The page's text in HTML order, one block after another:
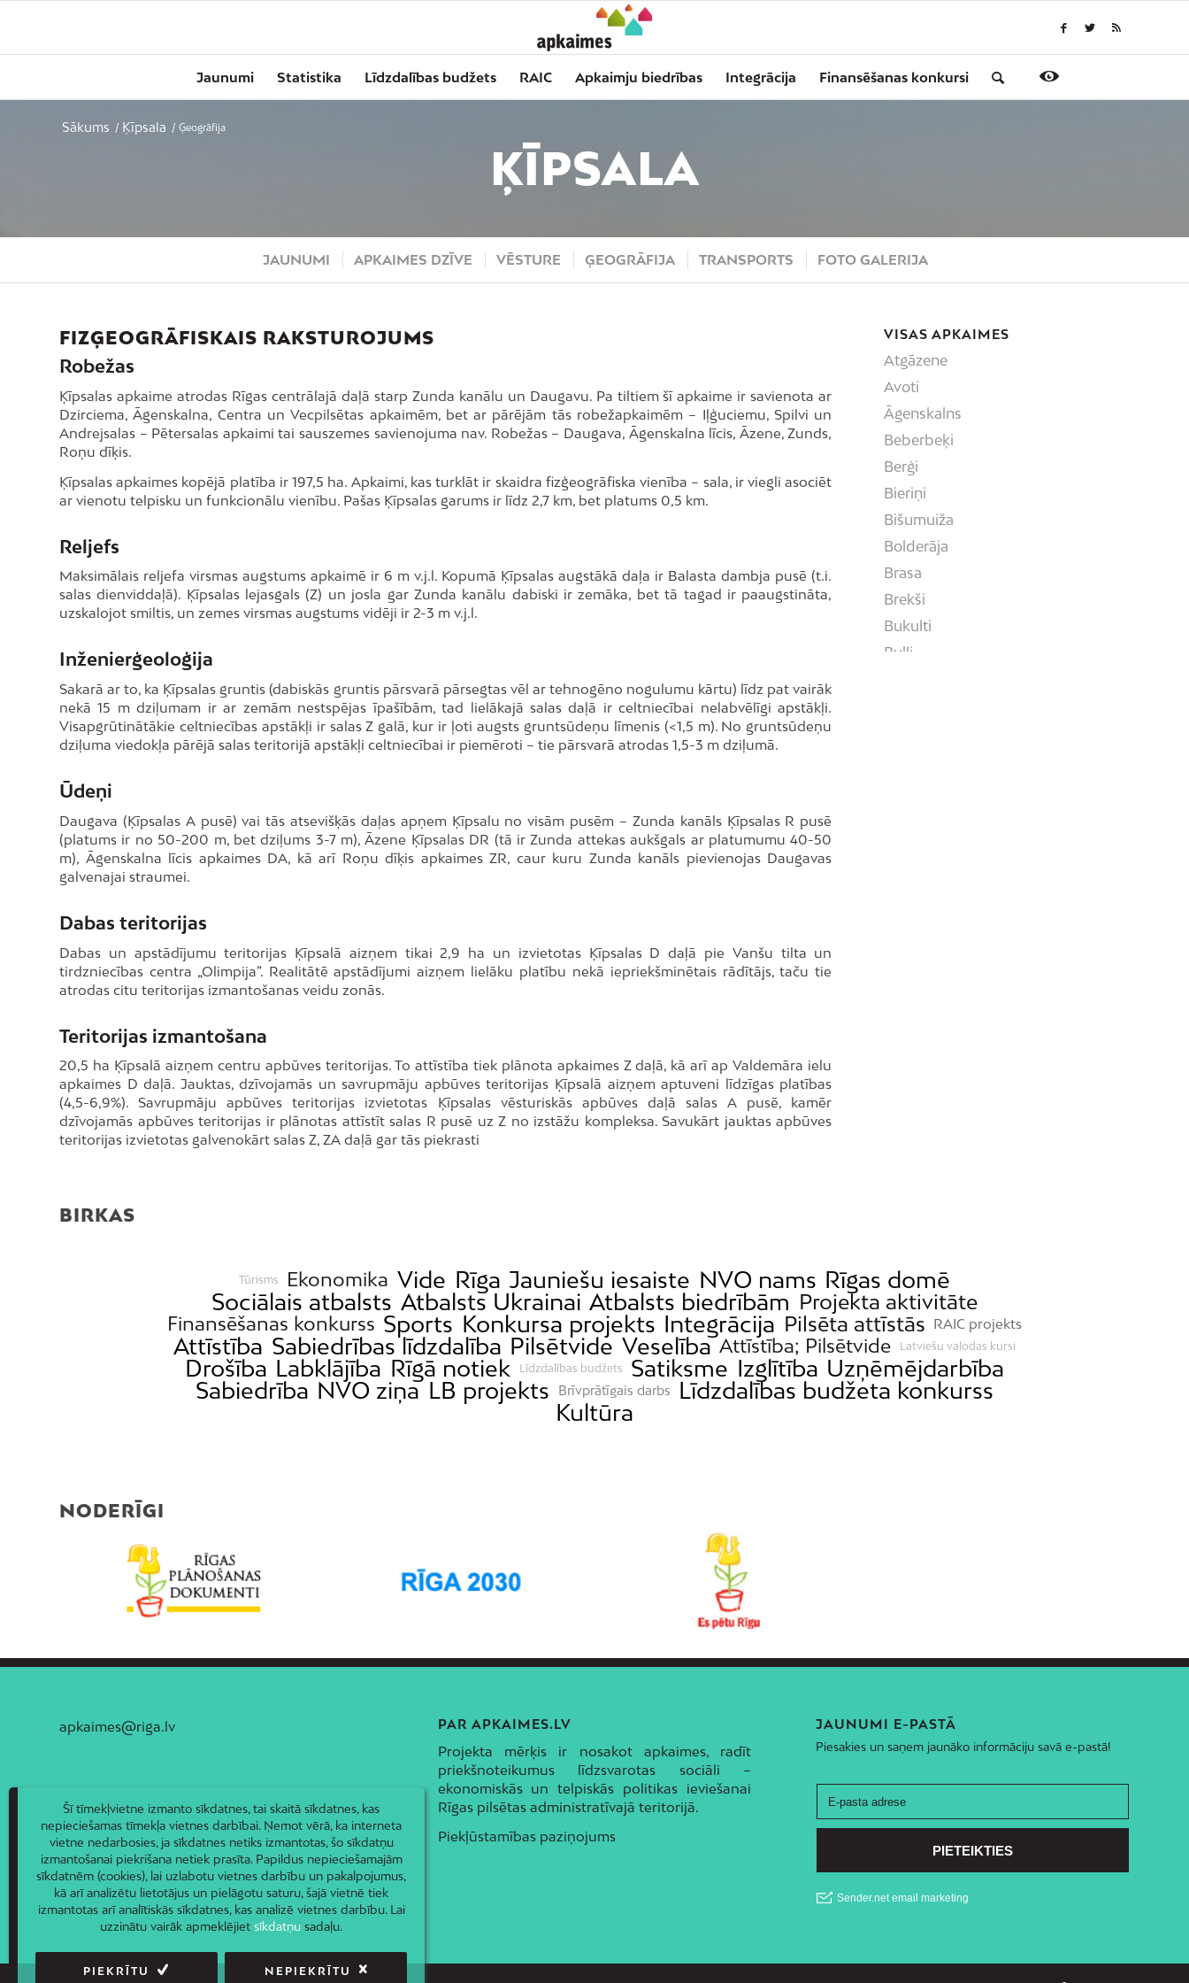
Jaunumi Statistika Līdzdalības budžets RAIC Apkaimju biedrības Integrācija Finansēšanas konkursi
Sākums / Ķīpsala / Ģeogrāfija
ĶĪPSALA
JAUNUMI APKAIMES DZĪVE VĒSTURE ĢEOGRĀFIJA TRANSPORTS FOTO GALERIJA
FIZĢEOGRĀFISKAIS RAKSTUROJUMS
Robežas
Ķīpsalas apkaime atrodas Rīgas centrālajā daļā starp Zunda kanālu un Daugavu. Pa tiltiem šī apkaime ir savienota ar
Dzirciema, Āgenskalna, Centra un Vecpilsētas apkaimēm, bet ar pārējām tās robežapkaimēm – Iļģuciemu, Spilvi un
Andrejsalas – Pētersalas apkaimi tai sauszemes savienojuma nav. Robežas – Daugava, Āgenskalna līcis, Āzene, Zunds,
Roņu dīķis.
Ķīpsalas apkaimes kopējā platība ir 197,5 ha. Apkaimi, kas turklāt ir skaidra fizģeogrāfiska vienība – sala, ir viegli asociēt
ar vienotu telpisku un funkcionālu vienību. Pašas Ķīpsalas garums ir līdz 2,7 km, bet platums 0,5 km.
Reljefs
Maksimālais reljefa virsmas augstums apkaimē ir 6 m v.j.l. Kopumā Ķīpsalas augstākā daļa ir Balasta dambja pusē (t.i.
salas dienviddaļā). Ķīpsalas lejasgals (Z) un josla gar Zunda kanālu dabiski ir zemāka, bet tā tagad ir paaugstināta,
uzskalojot smiltis, un zemes virsmas augstums vidēji ir 2-3 m v.j.l.
Inženierģeoloģija
Sakarā ar to, ka Ķīpsalas gruntis (dabiskās gruntis pārsvarā pārsegtas vēl ar tehnogēno nogulumu kārtu) līdz pat vairāk
nekā 15 m dziļumam ir ar zemām nestspējas īpašībām, tad lielākajā salas daļā ir celtniecībai nelabvēlīgi apstākļi.
Visapgrūtinātākie celtniecības apstākļi ir salas Z galā, kur ir ļoti augsts gruntsūdeņu līmenis (<1,5 m). No gruntsūdeņu
dziļuma viedokļa pārējā salas teritorijā apstākļi celtniecībai ir piemēroti – tie pārsvarā atrodas 1,5-3 m dziļumā.
Ūdeņi
Daugava (Ķīpsalas A pusē) vai tās atsevišķās daļas apņem Ķīpsalu no visām pusēm – Zunda kanāls Ķīpsalas R pusē
(platums ir no 50-200 m, bet dziļums 3-7 m), Āzene Ķīpsalas DR (tā ir Zunda attekas aukšgals ar platumumu 40-50
m), Āgenskalna līcis apkaimes DA, kā arī Roņu dīķis apkaimes ZR, caur kuru Zunda kanāls pievienojas Daugavas
galvenajai straumei.
Dabas teritorijas
Dabas un apstādījumu teritorijas Ķīpsalā aizņem tikai 2,9 ha un izvietotas Ķīpsalas D daļā pie Vanšu tilta un
tirdzniecības centra „Olimpija”. Realitātē apstādījumi aizņem lielāku platību nekā iepriekšminētais rādītājs, taču tie
atrodas citu teritorijas izmantošanas veidu zonās.
Teritorijas izmantošana
20,5 ha Ķīpsalā aizņem centru apbūves teritorijas. To attīstība tiek plānota apkaimes Z daļā, kā arī ap Valdemāra ielu
apkaimes D daļā. Jauktas, dzīvojamās un savrupmāju apbūves teritorijas Ķīpsalā aizņem aptuveni līdzīgas platības
(4,5-6,9%). Savrupmāju apbūves teritorijas izvietotas Ķīpsalas vēsturiskās apbūves daļā salas A pusē, kamēr
dzīvojamās apbūves teritorijas ir plānotas attīstīt salas R pusē uz Z no izstāžu kompleksa. Savukārt jauktas apbūves
teritorijas izvietotas galvenokārt salas Z, ZA daļā gar tās piekrasti
VISAS APKAIMES
Atgāzene
Avoti
Āgenskalns
Beberbeķi
Berģi
Bieriņi
Bišumuiža
Bolderāja
Brasa
Brekši
Bukulti
Buļļi
Pētersala-Andrejsala
Pleskodāle
Pļavnieki
Purvciems
Rumbula
Trīsciems
Vecdaugava
Vecmīlgrāvis
Zasulauks
Ziepniekkalns
Zolitūde
BIRKAS
Tūrisms Ekonomika Vide Rīga Jauniešu iesaiste NVO nams Rīgas domē
Sociālais atbalsts Atbalsts Ukrainai Atbalsts biedrībām Projekta aktivitāte
Finansēšanas konkurss Sports Konkursa projekts Integrācija Pilsēta attīstās RAIC projekts
Attīstība Sabiedrības līdzdalība Pilsētvide Veselība Attīstība; Pilsētvide Latviešu valodas kursi
Drošība Labklājība Rīgā notiek Līdzdalības budžets Satiksme Izglītība Uzņēmējdarbība
Sabiedrība NVO ziņa LB projekts Brīvprātīgais darbs
Līdzdalības budžeta konkurss
Kultūra
NODERĪGI
apkaimes@riga.lv PAR APKAIMES.LV
Projekta mērķis ir nosakot apkaimes, radīt
priekšnoteikumus līdzsvarotas sociāli –
ekonomiskās un telpiskās politikas ieviešanai
Rīgas pilsētas administratīvajā teritorijā.
Piekļūstamības paziņojums
JAUNUMI E-PASTĀ
Piesakies un saņem jaunāko informāciju savā e-pastā!
Šī tīmekļvietne izmanto sīkdatnes, tai skaitā sīkdatnes, kas
nepieciešamas tīmekļa vietnes darbībai. Ņemot vērā, ka interneta
vietne nedarbosies, ja sīkdatnes netiks izmantotas, šo sīkdatņu
izmantošanai piekrišana netiek prasīta. Papildus nepieciešamajām
sīkdatnēm (cookies), lai uzlabotu vietnes darbību un pakalpojumus,
kā arī analizētu lietotājus un pielāgotu saturu, šajā vietnē tiek
izmantotas arī analītiskās sīkdatnes, kas analizē vietnes darbību. Lai
uzzinātu vairāk apmeklējietsīkdatņu sadaļu.
PIEKRĪTU NEPIEKRĪTU